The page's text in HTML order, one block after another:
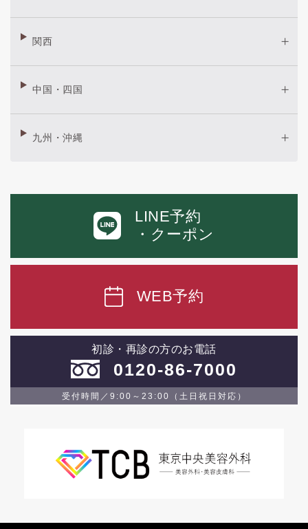
関西
中国・四国
九州・沖縄
LINE予約
・クーポン
WEB予約
初診・再診の方のお電話
0120-86-7000
受付時間／9:00～23:00（土日祝日対応）